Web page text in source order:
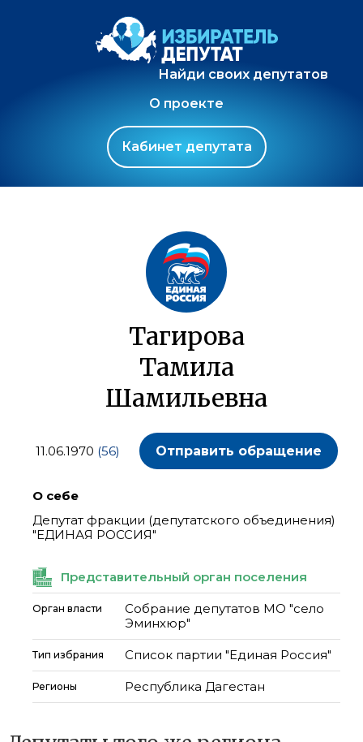
Найди своих депутатов
О проекте
Кабинет депутата
Тагирова
Тамила
Шамильевна
11.06.1970 (56) Отправить обращение
О себе
Депутат фракции (депутатского объединения)
"ЕДИНАЯ РОССИЯ"
Представительный орган поселения
Орган власти
Собрание депутатов МО "село
Эминхюр"
Тип избрания Список партии "Единая Россия"
Регионы Республика Дагестан